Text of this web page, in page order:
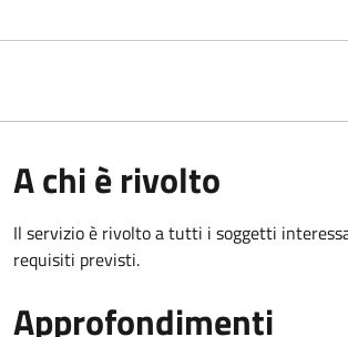
A chi è rivolto
Il servizio è rivolto a tutti i soggetti
requisiti previsti.
Approfondimenti